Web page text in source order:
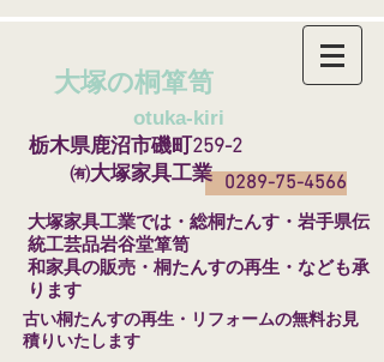
大塚の桐箪笥
otuka-kiri
0289-75-4566
栃木県鹿沼市磯町259-2
㈲大塚家具工業
​大塚家具工業では・総桐たんす・岩手県伝
統工芸品岩谷堂箪笥
和家具の販売・桐たんすの再生・なども承
ります
​古い桐たんすの再生・リフォームの無料お見
積りいたします